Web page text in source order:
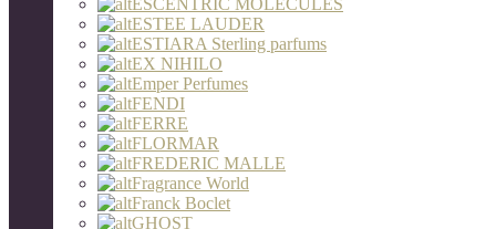
ESCENTRIC MOLECULES
ESTEE LAUDER
ESTIARA Sterling parfums
EX NIHILO
Emper Perfumes
FENDI
FERRE
FLORMAR
FREDERIC MALLE
Fragrance World
Franck Boclet
GHOST